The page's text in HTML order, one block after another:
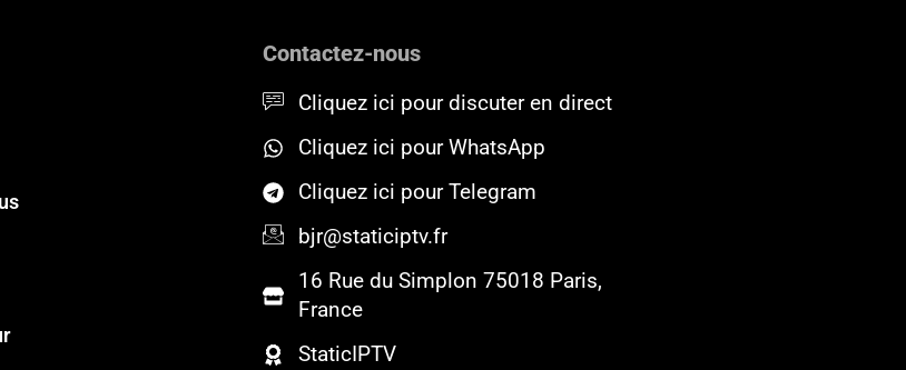
Contactez-nous
Cliquez ici pour discuter en direct
Cliquez ici pour WhatsApp
Cliquez ici pour Telegram
bjr@staticiptv.fr
16 Rue du Simplon 75018 Paris,
France
StaticIPTV